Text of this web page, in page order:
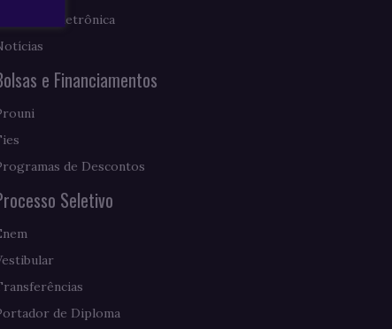
Clipagem Eletrônica
e Financiamentos
de Descontos
Seletivo
de Diploma